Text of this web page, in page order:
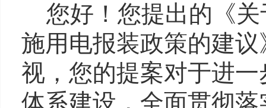
您好！您提出的《
施用电报装政策的建
视，您的提案对于进
体系建设，全面贯彻